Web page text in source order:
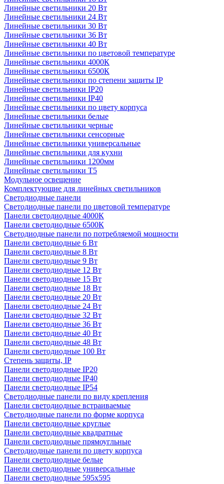
Линейные светильники 20 Вт
Линейные светильники 24 Вт
Линейные светильники 30 Вт
Линейные светильники 36 Вт
Линейные светильники 40 Вт
Линейные светильники по цветовой температуре
Линейные светильники 4000К
Линейные светильники 6500К
Линейные светильники по степени защиты IP
Линейные светильники IP20
Линейные светильники IP40
Линейные светильники по цвету корпуса
Линейные светильники белые
Линейные светильники черные
Линейные светильники сенсорные
Линейные светильники универсальные
Линейные светильники для кухни
Линейные светильники 1200мм
Линейные светильники Т5
Модульное освещение
Комплектующие для линейных светильников
Светодиодные панели
Светодиодные панели по цветовой температуре
Панели светодиодные 4000К
Панели светодиодные 6500К
Светодиодные панели по потребляемой мощности
Панели светодиодные 6 Вт
Панели светодиодные 8 Вт
Панели светодиодные 9 Вт
Панели светодиодные 12 Вт
Панели светодиодные 15 Вт
Панели светодиодные 18 Вт
Панели светодиодные 20 Вт
Панели светодиодные 24 Вт
Панели светодиодные 32 Вт
Панели светодиодные 36 Вт
Панели светодиодные 40 Вт
Панели светодиодные 48 Вт
Панели светодиодные 100 Вт
Степень защиты, IP
Панели светодиодные IP20
Панели светодиодные IP40
Панели светодиодные IP54
Светодиодные панели по виду крепления
Панели светодиодные встраиваемые
Светодиодные панели по форме корпуса
Панели светодиодные круглые
Панели светодиодные квадратные
Панели светодиодные прямоугльные
Светодиодные панели по цвету корпуса
Панели светодиодные белые
Панели светодиодные универсальные
Панели светодиодные 595х595